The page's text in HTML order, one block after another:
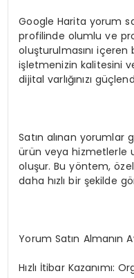
Google Harita yorum
profilinde olumlu ve
oluşturulmasını
işletmenizin kalitesini
dijital varlığınızı
Satın alınan yorumlar
ürün veya hizmetlerle
oluşur. Bu yöntem,
daha hızlı bir şekilde
Yorum Satın Almanın
Hızlı İtibar Kazanımı: